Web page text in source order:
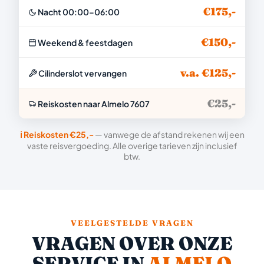
Nacht 00:00–06:00 €175,-
Weekend & feestdagen €150,-
Cilinderslot vervangen v.a. €125,-
Reiskosten naar Almelo 7607 €25,-
ℹ️ Reiskosten €25,-— vanwege de afstand rekenen wij een
vaste reisvergoeding. Alle overige tarieven zijn inclusief
btw.
VEELGESTELDE VRAGEN
VRAGEN OVER ONZE